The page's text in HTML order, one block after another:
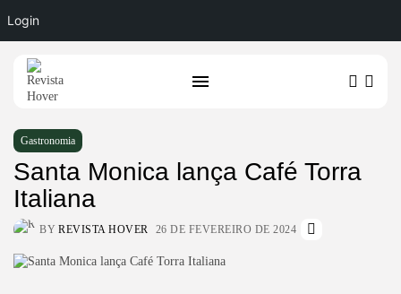
Login
Gastronomia
Santa Monica lança Café Torra
Italiana
BY REVISTA HOVER 26 DE FEVEREIRO DE 2024